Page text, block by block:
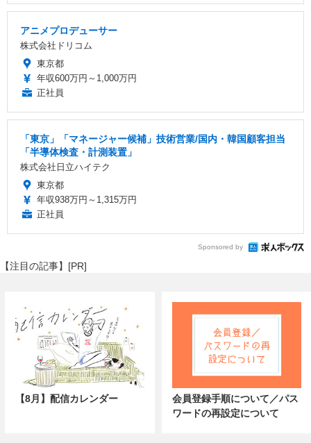
アニメプロデューサー
株式会社ドリコム
東京都
年収600万円～1,000万円
正社員
「東京」「マネージャー候補」技術営業/国内・韓国顧客担当
「半導体検査・計測装置」
株式会社日立ハイテク
東京都
年収938万円～1,315万円
正社員
Sponsored by
【注目の記事】[PR]
【8月】配信カレンダー
会員登録手順について／パス
ワードの再設定について